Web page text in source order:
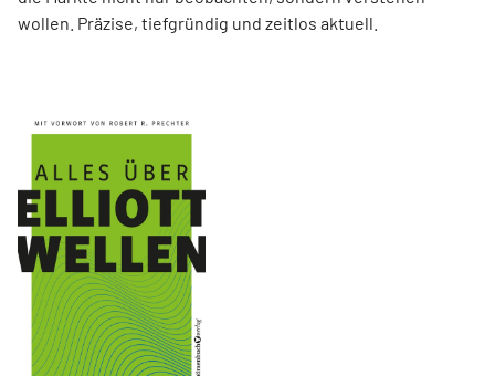
wollen. Präzise, tiefgründig und zeitlos aktuell.